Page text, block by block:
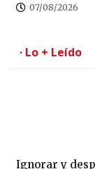
07/08/2026
· Lo + Leído
Ignorar y